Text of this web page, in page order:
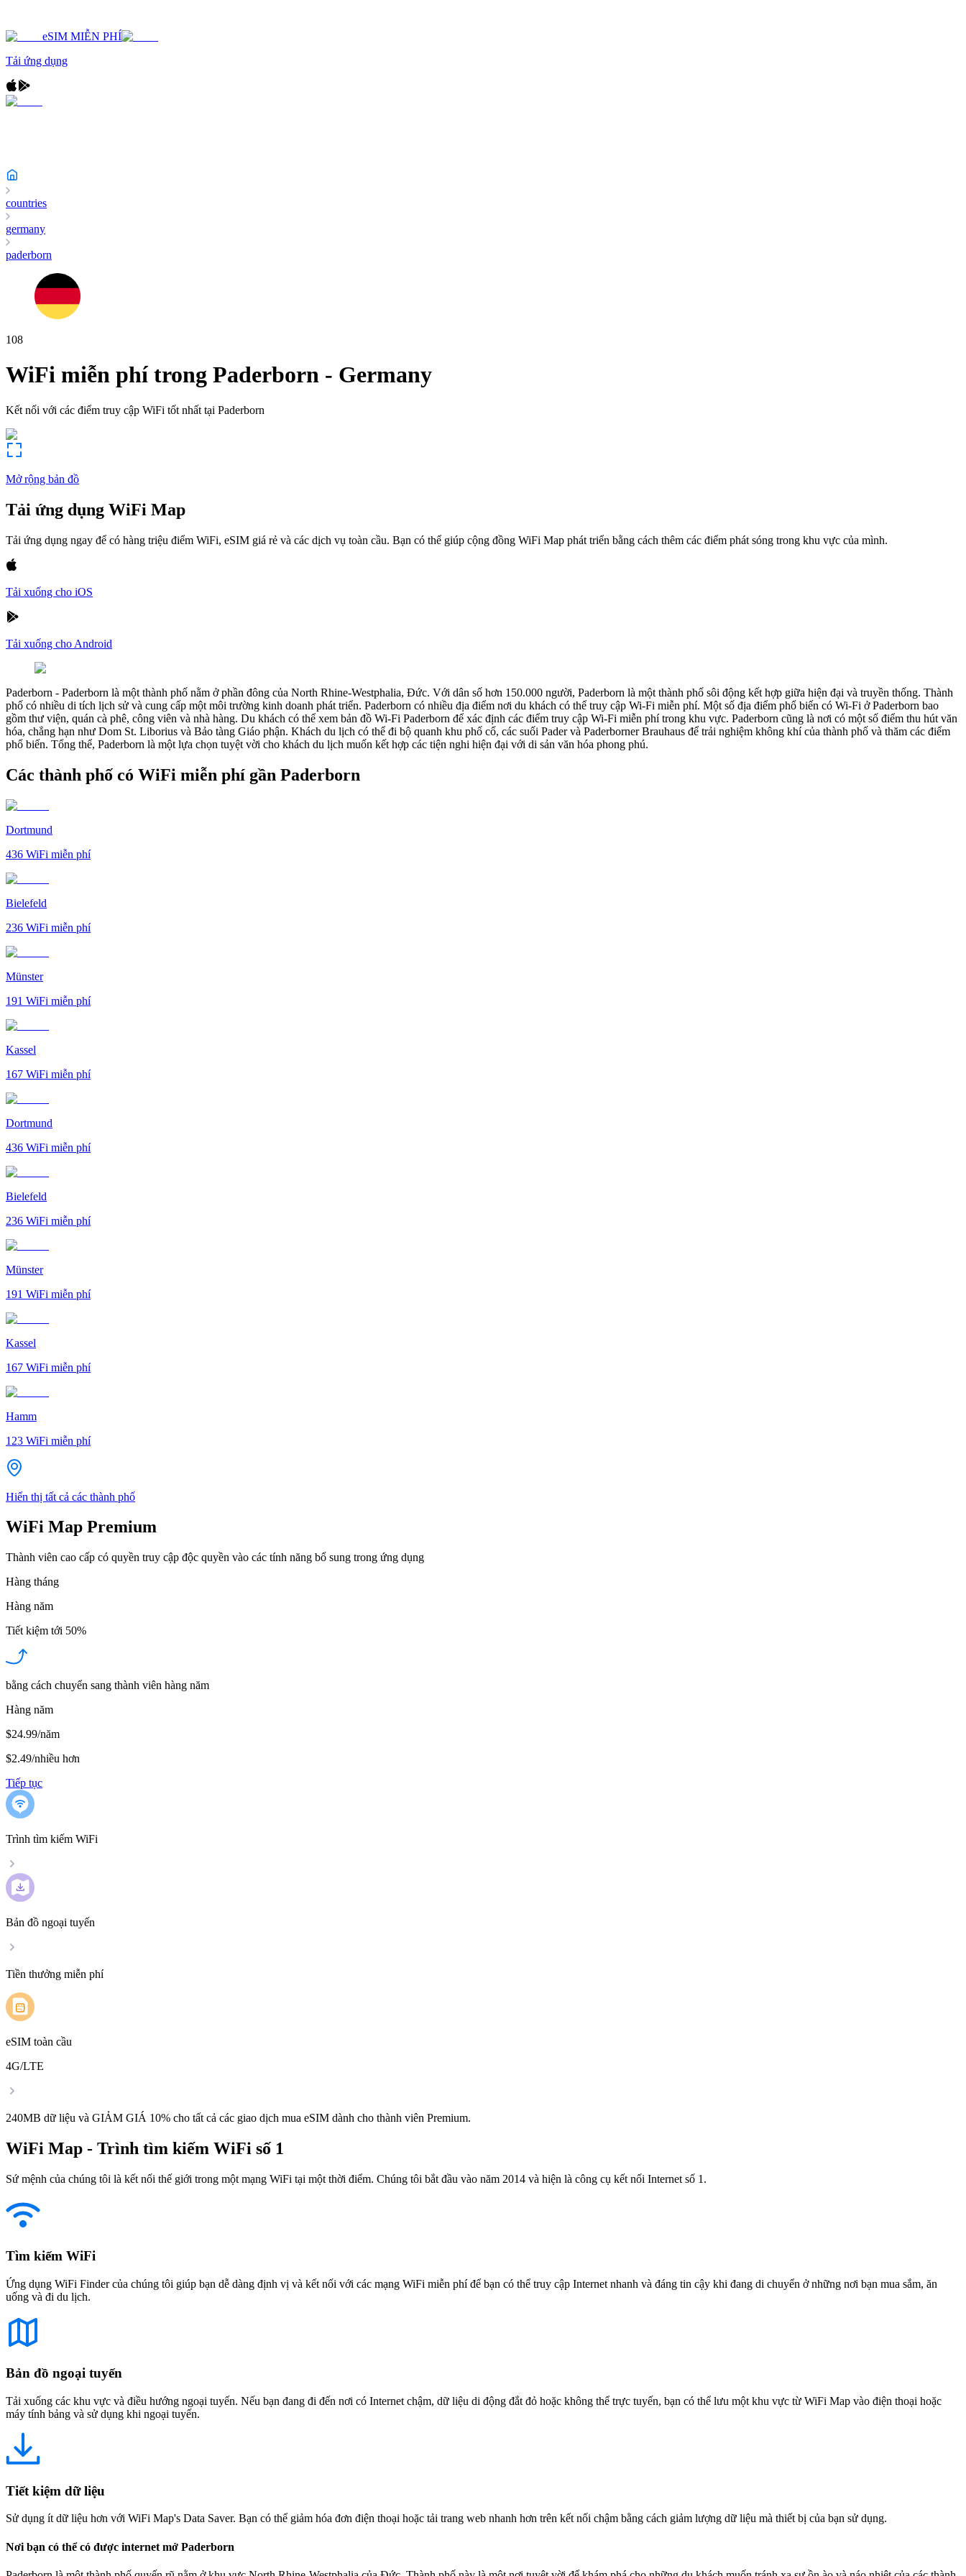
eSIM MIỄN PHÍ
Tải ứng dụng
countries
germany
paderborn
108
WiFi miễn phí trong Paderborn - Germany
Kết nối với các điểm truy cập WiFi tốt nhất tại Paderborn
Mở rộng bản đồ
Tải ứng dụng WiFi Map
Tải ứng dụng ngay để có hàng triệu điểm WiFi, eSIM giá rẻ và các dịch vụ toàn cầu. Bạn có thể giúp cộng đồng WiFi Map phát triển bằng cách thêm các điểm phát sóng trong khu vực của mình.
Tải xuống cho iOS
Tải xuống cho Android
Paderborn - Paderborn là một thành phố nằm ở phần đông của North Rhine-Westphalia, Đức. Với dân số hơn 150.000 người, Paderborn là một thành phố sôi động kết hợp giữa hiện đại và truyền thống. Thành
phố có nhiều di tích lịch sử và cung cấp một môi trường kinh doanh phát triển. Paderborn có nhiều địa điểm nơi du khách có thể truy cập Wi-Fi miễn phí. Một số địa điểm phổ biến có Wi-Fi ở Paderborn bao
gồm thư viện, quán cà phê, công viên và nhà hàng. Du khách có thể xem bản đồ Wi-Fi Paderborn để xác định các điểm truy cập Wi-Fi miễn phí trong khu vực. Paderborn cũng là nơi có một số điểm thu hút văn
hóa, chẳng hạn như Dom St. Liborius và Bảo tàng Giáo phận. Khách du lịch có thể đi bộ quanh khu phố cổ, các suối Pader và Paderborner Brauhaus để trải nghiệm không khí của thành phố và thăm các điểm
phổ biến. Tổng thể, Paderborn là một lựa chọn tuyệt vời cho khách du lịch muốn kết hợp các tiện nghi hiện đại với di sản văn hóa phong phú.
Các thành phố có WiFi miễn phí gần Paderborn
Dortmund
436 WiFi miễn phí
Bielefeld
236 WiFi miễn phí
Münster
191 WiFi miễn phí
Kassel
167 WiFi miễn phí
Dortmund
436 WiFi miễn phí
Bielefeld
236 WiFi miễn phí
Münster
191 WiFi miễn phí
Kassel
167 WiFi miễn phí
Hamm
123 WiFi miễn phí
Hiển thị tất cả các thành phố
WiFi Map Premium
Thành viên cao cấp có quyền truy cập độc quyền vào các tính năng bổ sung trong ứng dụng
Hàng tháng
Hàng năm
Tiết kiệm tới 50%
bằng cách chuyển sang thành viên hàng năm
Hàng năm
$24.99/năm
$2.49/nhiều hơn
Tiếp tục
Trình tìm kiếm WiFi
Bản đồ ngoại tuyến
Tiền thưởng miễn phí
eSIM toàn cầu
4G/LTE
240MB dữ liệu và GIẢM GIÁ 10% cho tất cả các giao dịch mua eSIM dành cho thành viên Premium.
WiFi Map - Trình tìm kiếm WiFi số 1
Sứ mệnh của chúng tôi là kết nối thế giới trong một mạng WiFi tại một thời điểm. Chúng tôi bắt đầu vào năm 2014 và hiện là công cụ kết nối Internet số 1.
Tìm kiếm WiFi
Ứng dụng WiFi Finder của chúng tôi giúp bạn dễ dàng định vị và kết nối với các mạng WiFi miễn phí để bạn có thể truy cập Internet nhanh và đáng tin cậy khi đang di chuyển ở những nơi bạn mua sắm, ăn
uống và đi du lịch.
Bản đồ ngoại tuyến
Tải xuống các khu vực và điều hướng ngoại tuyến. Nếu bạn đang đi đến nơi có Internet chậm, dữ liệu di động đắt đỏ hoặc không thể trực tuyến, bạn có thể lưu một khu vực từ WiFi Map vào điện thoại hoặc
máy tính bảng và sử dụng khi ngoại tuyến.
Tiết kiệm dữ liệu
Sử dụng ít dữ liệu hơn với WiFi Map's Data Saver. Bạn có thể giảm hóa đơn điện thoại hoặc tải trang web nhanh hơn trên kết nối chậm bằng cách giảm lượng dữ liệu mà thiết bị của bạn sử dụng.
Nơi bạn có thể có được internet mở Paderborn